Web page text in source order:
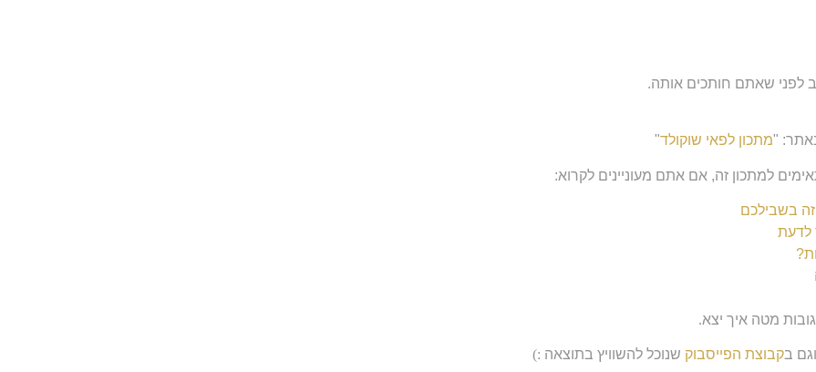
לפני שאתם חותכים אותה.
"מתכון לפאי שוקולד"
למתכון זה, אם אתם מעוניינים לקרוא:
זה בשבילכם
לדעת
מטה איך יצא.
בקבוצת הפייסבוק שנוכל להשוויץ בתוצאה :)